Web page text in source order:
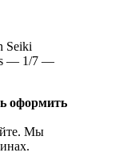
Seiki
— 1/7 —
оформить
Мы